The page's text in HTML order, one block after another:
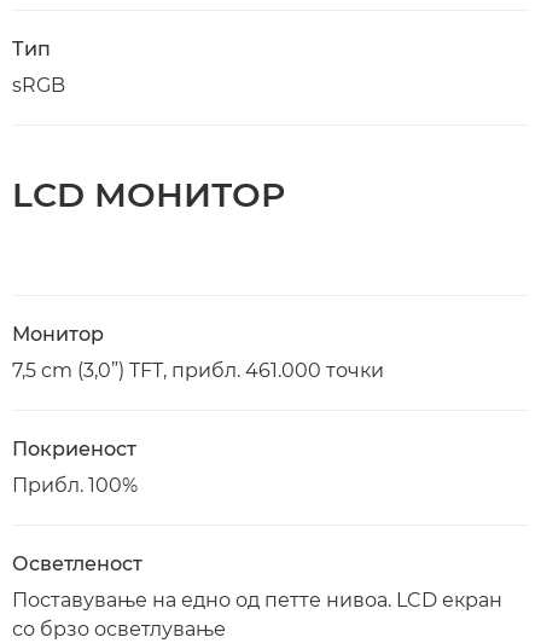
Тип
sRGB
LCD МОНИТОР
Монитор
7,5 cm (3,0”) TFT, прибл. 461.000 точки
Покриеност
Прибл. 100%
Осветленост
Поставување на едно од петте нивоа. LCD екран
со брзо осветлување